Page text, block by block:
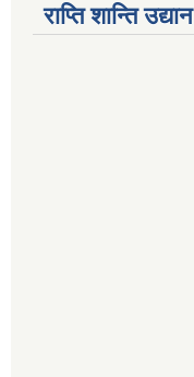
राप्ति शान्ति उद्यान